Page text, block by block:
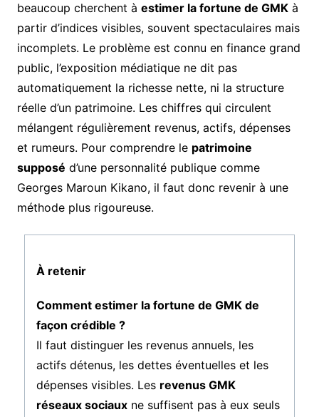
beaucoup cherchent à estimer la fortune de GMKà
partir d’indices visibles, souvent spectaculaires mais
incomplets. Le problème est connu en finance grand
public, l’exposition médiatique ne dit pas
automatiquement la richesse nette, ni la structure
réelle d’un patrimoine. Les chiffres qui circulent
mélangent régulièrement revenus, actifs, dépenses
et rumeurs. Pour comprendre le patrimoine
supposé d’une personnalité publique comme
Georges Maroun Kikano, il faut donc revenir à une
méthode plus rigoureuse.
À retenir
Comment estimer la fortune de GMK de
façon crédible ?
Il faut distinguer les revenus annuels, les
actifs détenus, les dettes éventuelles et les
dépenses visibles. Les revenus GMK
réseaux sociauxne suffisent pas à eux seuls